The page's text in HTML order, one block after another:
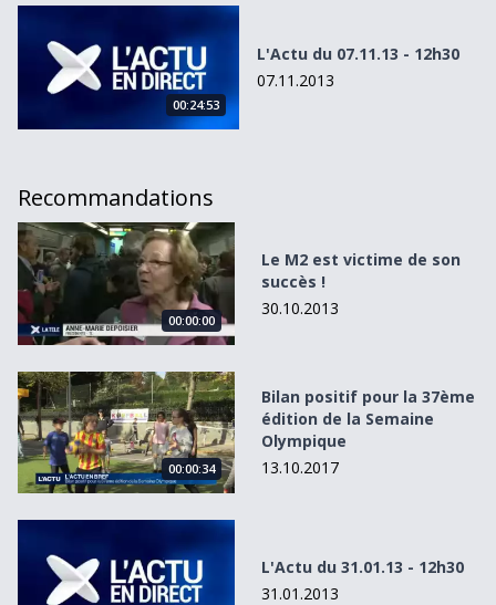
L&#039;Actu du 07.11.13 - 12h30
00:24:53
L'Actu du 07.11.13 - 12h30
07.11.2013
Recommandations
Le M2 est victime de son succès !
00:00:00
Le M2 est victime de son
succès !
30.10.2013
Bilan positif pour la 37ème édition de la Semaine
00:00:34
Bilan positif pour la 37ème
édition de la Semaine
Olympique
13.10.2017
L&#039;Actu du 31.01.13 - 12h30
L'Actu du 31.01.13 - 12h30
31.01.2013